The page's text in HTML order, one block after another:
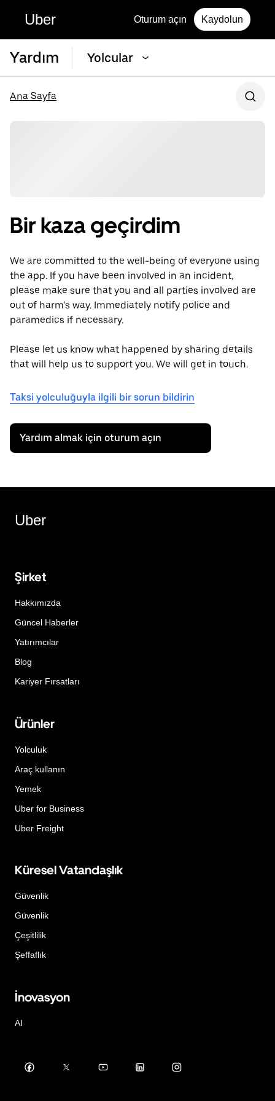
Uber Oturum açın Kaydolun
Yardım Yolcular
Ana Sayfa
Bir kaza geçirdim
We are committed to the well-being of everyone using
the app. If you have been involved in an incident,
please make sure that you and all parties involved are
out of harm’s way. Immediately notify police and
paramedics if necessary.
Please let us know what happened by sharing details
that will help us to support you. We will get in touch.
Taksi yolculuğuyla ilgili bir sorun bildirin
Yardım almak için oturum açın
Uber
Şirket
Hakkımızda
Güncel Haberler
Yatırımcılar
Blog
Kariyer Fırsatları
Ürünler
Yolculuk
Araç kullanın
Yemek
Uber for Business
Uber Freight
Küresel Vatandaşlık
Güvenlik
Güvenlik
Çeşitlilik
Şeffaflık
İnovasyon
AI